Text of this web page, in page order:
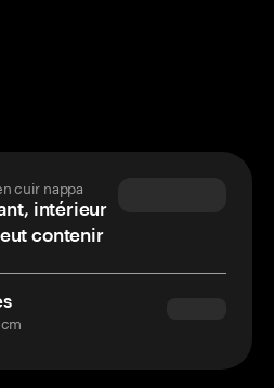
cuir nappa
intérieur
contenir